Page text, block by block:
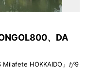
、DA
Milafete HOKKAIDO」が9